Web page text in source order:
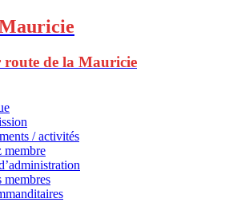
route de la Mauricie
/ activités
membre
membres